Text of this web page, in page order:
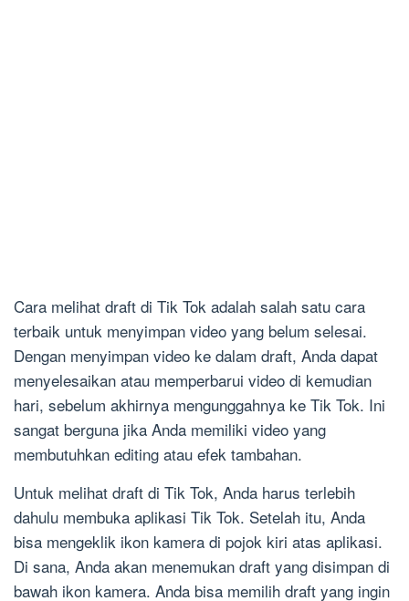
Cara melihat draft di Tik Tok adalah salah satu cara
terbaik untuk menyimpan video yang belum selesai.
Dengan menyimpan video ke dalam draft, Anda dapat
menyelesaikan atau memperbarui video di kemudian
hari, sebelum akhirnya mengunggahnya ke Tik Tok. Ini
sangat berguna jika Anda memiliki video yang
membutuhkan editing atau efek tambahan.
Untuk melihat draft di Tik Tok, Anda harus terlebih
dahulu membuka aplikasi Tik Tok. Setelah itu, Anda
bisa mengeklik ikon kamera di pojok kiri atas aplikasi.
Di sana, Anda akan menemukan draft yang disimpan di
bawah ikon kamera. Anda bisa memilih draft yang ingin